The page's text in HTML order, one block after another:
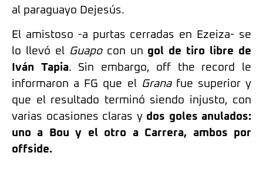
al paraguayo Dejesús.
El amistoso -a purtas cerradas en Ezeiza- se
lo llevó el Guapocon un gol de tiro libre de
Iván Tapia. Sin embargo, off the record le
informaron a FG que el Granafue superior y
que el resultado terminó siendo injusto, con
varias ocasiones claras ydos goles anulados:
uno a Bou y el otro a Carrera, ambos por
offside.